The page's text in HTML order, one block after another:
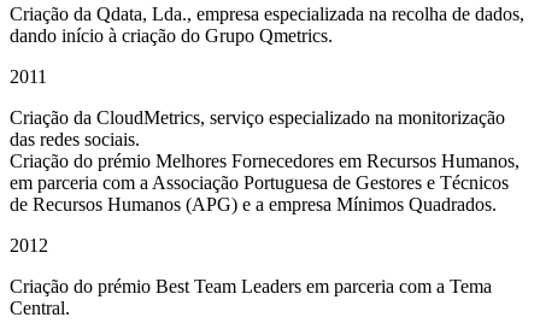
Criação da Qdata, Lda., empresa especializada na recolha de dados,
dando início à criação do Grupo Qmetrics.
2011
Criação da CloudMetrics, serviço especializado na monitorização
das redes sociais.
Criação do prémio Melhores Fornecedores em Recursos Humanos,
em parceria com a Associação Portuguesa de Gestores e Técnicos
de Recursos Humanos (APG) e a empresa Mínimos Quadrados.
2012
Criação do prémio Best Team Leaders em parceria com a Tema
Central.